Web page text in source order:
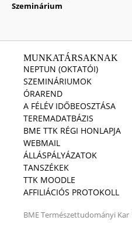
Szeminárium
MUNKATÁRSAKNAK
NEPTUN (OKTATÓI)
SZEMINÁRIUMOK
ÓRAREND
A FÉLÉV IDŐBEOSZTÁSA
TEREMADATBÁZIS
BME TTK RÉGI HONLAPJA
WEBMAIL
ÁLLÁSPÁLYÁZATOK
TANSZÉKEK
TTK MOODLE
AFFILIÁCIÓS PROTOKOLL
BMETermészettudományi Kar